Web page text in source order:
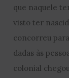
que naquele
visto ter
concorreu
dadas às
colonial